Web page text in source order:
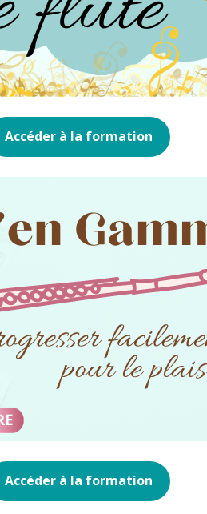
Accéder à la formation
Accéder à la formation